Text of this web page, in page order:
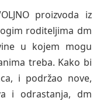
proizvoda iz
roditeljima dm
u kojem mogu
treba. Kako bi
i podržao nove,
i odrastanja, dm